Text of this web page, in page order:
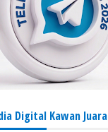
Digital Kawan Juara